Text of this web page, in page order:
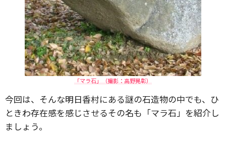
「マラ石」（撮影：高野晃彰）
今回は、そんな明日香村にある謎の石造物の中でも、ひ
ときわ存在感を感じさせるその名も「マラ石」を紹介し
ましょう。